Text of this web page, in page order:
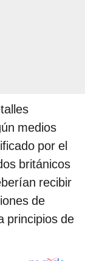
medios
por el
británicos
recibir
de
principios de